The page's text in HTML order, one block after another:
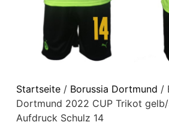
Startseite/ Borussia Dortmund /
Dortmund 2022 CUP Trikot
Aufdruck Schulz 14